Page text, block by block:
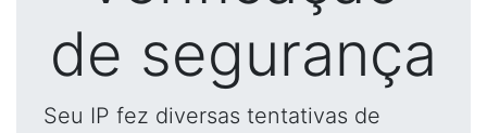
de segurança
Seu IP fez diversas tentativas de